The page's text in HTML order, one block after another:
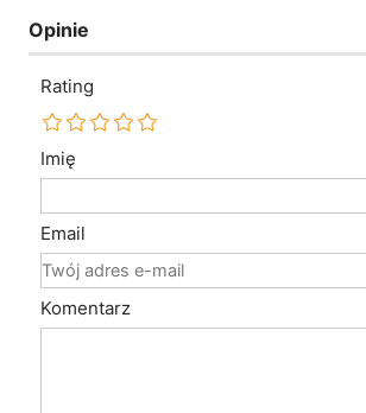
Opinie
Rating
Imię
Email
Komentarz